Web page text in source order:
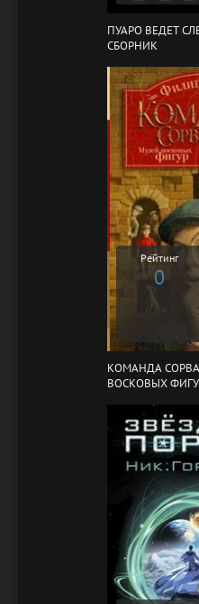
ПУАРО ВЕДЕТ
СБОРНИК
Рейтинг
0
КОМАНДА
ВОСКОВЫХ